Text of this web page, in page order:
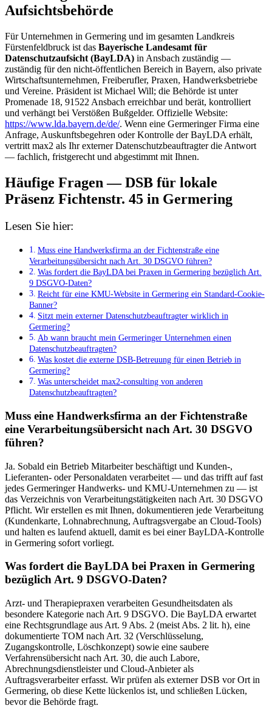
Aufsichtsbehörde
Für Unternehmen in Germering und im gesamten Landkreis
Fürstenfeldbruck ist das Bayerische Landesamt für
Datenschutzaufsicht (BayLDA) in Ansbach zuständig —
zuständig für den nicht-öffentlichen Bereich in Bayern, also private
Wirtschaftsunternehmen, Freiberufler, Praxen, Handwerksbetriebe
und Vereine. Präsident ist Michael Will; die Behörde ist unter
Promenade 18, 91522 Ansbach erreichbar und berät, kontrolliert
und verhängt bei Verstößen Bußgelder. Offizielle Website:
https://www.lda.bayern.de/de/. Wenn eine Germeringer Firma eine
Anfrage, Auskunftsbegehren oder Kontrolle der BayLDA erhält,
vertritt max2 als Ihr externer Datenschutzbeauftragter die Antwort
— fachlich, fristgerecht und abgestimmt mit Ihnen.
Häufige Fragen — DSB für lokale
Präsenz Fichtenstr. 45 in Germering
Lesen Sie hier:
Muss eine Handwerksfirma an der Fichtenstraße eine
Verarbeitungsübersicht nach Art. 30 DSGVO führen?
Was fordert die BayLDA bei Praxen in Germering bezüglich Art.
9 DSGVO-Daten?
Reicht für eine KMU-Website in Germering ein Standard-Cookie-
Banner?
Sitzt mein externer Datenschutzbeauftragter wirklich in
Germering?
Ab wann braucht mein Germeringer Unternehmen einen
Datenschutzbeauftragten?
Was kostet die externe DSB-Betreuung für einen Betrieb in
Germering?
Was unterscheidet max2-consulting von anderen
Datenschutzbeauftragten?
Muss eine Handwerksfirma an der Fichtenstraße
eine Verarbeitungsübersicht nach Art. 30 DSGVO
führen?
Ja. Sobald ein Betrieb Mitarbeiter beschäftigt und Kunden-,
Lieferanten- oder Personaldaten verarbeitet — und das trifft auf fast
jedes Germeringer Handwerks- und KMU-Unternehmen zu — ist
das Verzeichnis von Verarbeitungstätigkeiten nach Art. 30 DSGVO
Pflicht. Wir erstellen es mit Ihnen, dokumentieren jede Verarbeitung
(Kundenkarte, Lohnabrechnung, Auftragsvergabe an Cloud-Tools)
und halten es laufend aktuell, damit es bei einer BayLDA-Kontrolle
in Germering sofort vorliegt.
Was fordert die BayLDA bei Praxen in Germering
bezüglich Art. 9 DSGVO-Daten?
Arzt- und Therapiepraxen verarbeiten Gesundheitsdaten als
besondere Kategorie nach Art. 9 DSGVO. Die BayLDA erwartet
eine Rechtsgrundlage aus Art. 9 Abs. 2 (meist Abs. 2 lit. h), eine
dokumentierte TOM nach Art. 32 (Verschlüsselung,
Zugangskontrolle, Löschkonzept) sowie eine saubere
Verfahrensübersicht nach Art. 30, die auch Labore,
Abrechnungsdienstleister und Cloud-Anbieter als
Auftragsverarbeiter erfasst. Wir prüfen als externer DSB vor Ort in
Germering, ob diese Kette lückenlos ist, und schließen Lücken,
bevor die Behörde fragt.